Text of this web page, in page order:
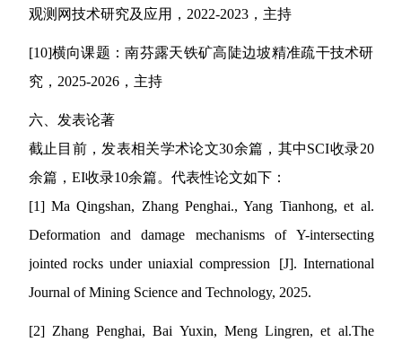
观测网技术研究及应用， 2022-2023，主持
[10]横向课题：南芬露天铁矿高陡边坡精准疏干技术研
究， 2025-2026，主持
六、发表论著
截止目前，发表相关学术论文30余篇，其中SCI收录20
余篇，EI收录10余篇。代表性论文如下：
[1] Ma Qingshan, Zhang Penghai., Yang Tianhong, et al.
Deformation and damage mechanisms of Y-intersecting
jointed rocks under uniaxial compression [J]. International
Journal of Mining Science and Technology, 2025.
[2] Zhang Penghai, Bai Yuxin, Meng Lingren, et al.The